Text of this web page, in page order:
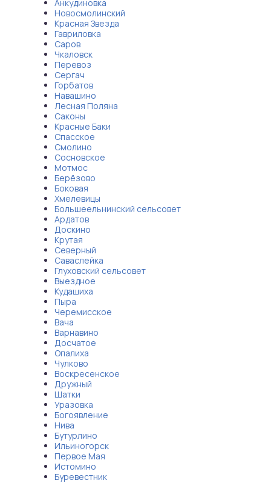
Анкудиновка
Новосмолинский
Красная Звезда
Гавриловка
Саров
Чкаловск
Перевоз
Сергач
Горбатов
Навашино
Лесная Поляна
Саконы
Красные Баки
Спасское
Смолино
Сосновское
Мотмос
Берёзово
Боковая
Хмелевицы
Большеельнинский сельсовет
Ардатов
Доскино
Крутая
Северный
Саваслейка
Глуховский сельсовет
Выездное
Кудашиха
Пыра
Черемисское
Вача
Варнавино
Досчатое
Опалиха
Чулково
Воскресенское
Дружный
Шатки
Уразовка
Богоявление
Нива
Бутурлино
Ильиногорск
Первое Мая
Истомино
Буревестник